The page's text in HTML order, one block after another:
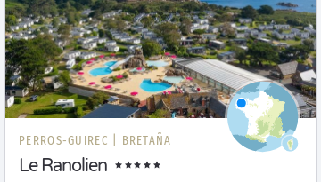
PERROS-GUIREC | BRETAÑA
Le Ranolien